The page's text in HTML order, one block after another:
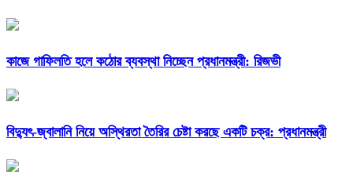
কাজে গাফিলতি হলে কঠোর ব্যবস্থা নিচ্ছেন প্রধানমন্ত্রী: রিজভী
বিদ্যুৎ-জ্বালানি নিয়ে অস্থিরতা তৈরির চেষ্টা করছে একটি চক্র: প্রধানমন্ত্রী